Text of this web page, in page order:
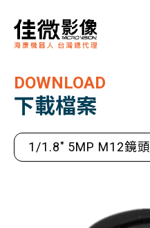
DOWNLOAD
下載檔案
1/1.8" 5MP M12鏡頭